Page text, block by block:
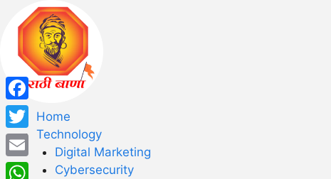
Home
Technology
Digital Marketing
Cybersecurity
Facebook
Twitter
Email